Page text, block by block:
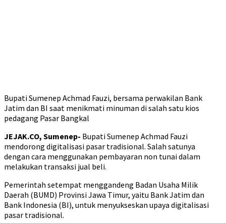
Bupati Sumenep Achmad Fauzi, bersama perwakilan Bank
Jatim dan BI saat menikmati minuman di salah satu kios
pedagang Pasar Bangkal
JEJAK.CO, Sumenep- Bupati Sumenep Achmad Fauzi
mendorong digitalisasi pasar tradisional. Salah satunya
dengan cara menggunakan pembayaran non tunai dalam
melakukan transaksi jual beli.
Pemerintah setempat menggandeng Badan Usaha Milik
Daerah (BUMD) Provinsi Jawa Timur, yaitu Bank Jatim dan
Bank Indonesia (BI), untuk menyukseskan upaya digitalisasi
pasar tradisional.